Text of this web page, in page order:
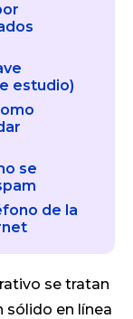
estudio)
se
de la
se tratan
sólido en línea